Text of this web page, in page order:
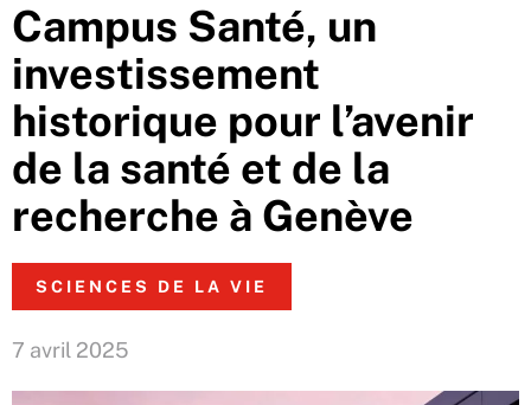
Campus Santé, un
investissement
historique pour l’avenir
de la santé et de la
recherche à Genève
SCIENCES DE LA VIE
7 avril 2025